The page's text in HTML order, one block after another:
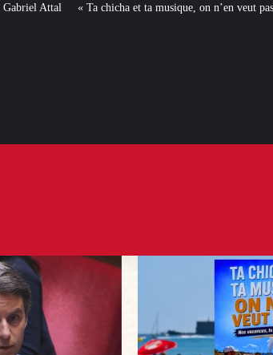
et ta musique, on n’en veut pas » : la mairie RN d’Agde